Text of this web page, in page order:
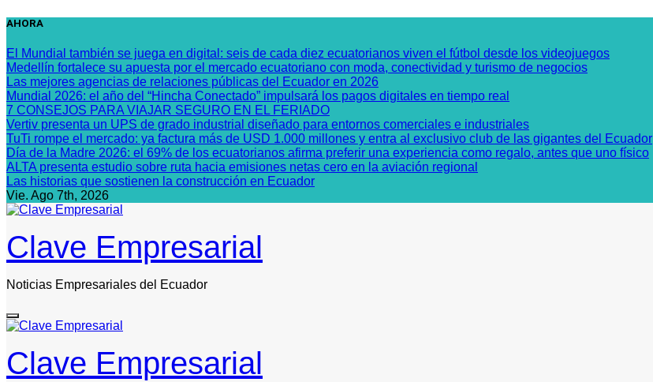
Saltar
contenido
AHORA
El Mundial también se juega en digital: seis de cada diez ecuatorianos viven el fútbol desde los videojuegos
Medellín fortalece su apuesta por el mercado ecuatoriano con moda, conectividad y turismo de negocios
Las mejores agencias de relaciones públicas del Ecuador en 2026
Mundial 2026: el año del “Hincha Conectado” impulsará los pagos digitales en tiempo real
7 CONSEJOS PARA VIAJAR SEGURO EN EL FERIADO
Vertiv presenta un UPS de grado industrial diseñado para entornos comerciales e industriales
TuTi rompe el mercado: ya factura más de USD 1.000 millones y entra al exclusivo club de las gigantes del Ecuador
Día de la Madre 2026: el 69% de los ecuatorianos afirma preferir una experiencia como regalo, antes que uno físico
ALTA presenta estudio sobre ruta hacia emisiones netas cero en la aviación regional
Las historias que sostienen la construcción en Ecuador
Vie. Ago 7th, 2026
Clave Empresarial
Noticias Empresariales del Ecuador
Clave Empresarial